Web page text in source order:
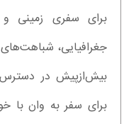
برای سفری زمینی و
جغرافیایی، شباهت‌های
بیش‌ازپیش در دسترس
برای سفر به وان با